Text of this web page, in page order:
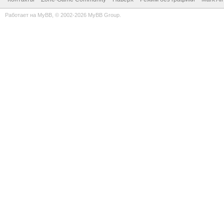
Работает на MyBB , © 2002-2026 MyBB Group